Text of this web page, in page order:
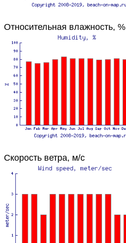
Относительная влажность, %
Скорость ветра, м/с